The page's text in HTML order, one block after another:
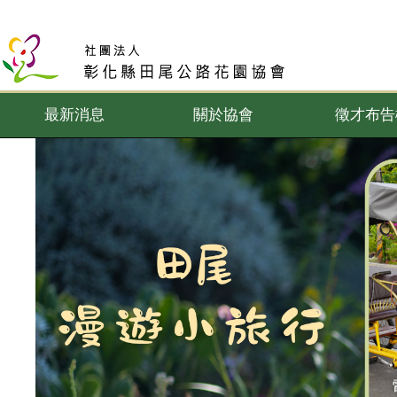
最新消息 關於協會 徵才布